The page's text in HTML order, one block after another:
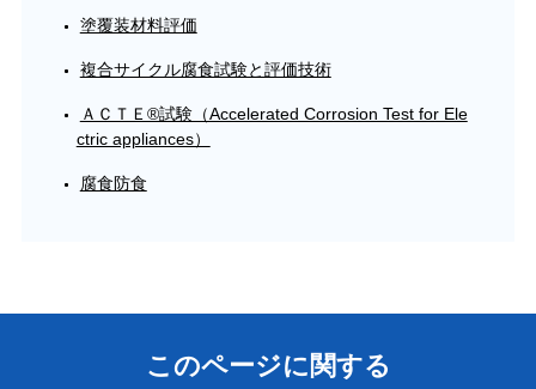
塗覆装材料評価
複合サイクル腐食試験と評価技術
ＡＣＴＥ®試験（Accelerated Corrosion Test for Ele
ctric appliances）
腐食防食
このページに関する